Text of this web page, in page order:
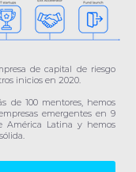
de capital de riesgo
inicios en 2020.
de 100 mentores, hemos
emergentes en 9
América Latina y hemos